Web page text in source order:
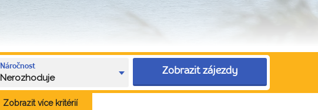
Náročnost
Nerozhoduje
Zobrazit zájezdy
Zobrazit více kritérií